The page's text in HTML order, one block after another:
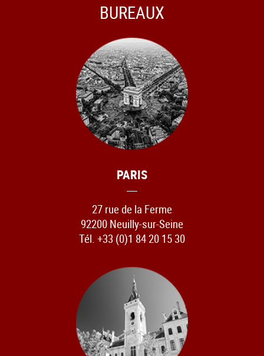
BUREAUX
PARIS
27 rue de la Ferme
92200 Neuilly-sur-Seine
Tél. +33 (0)1 84 20 15 30